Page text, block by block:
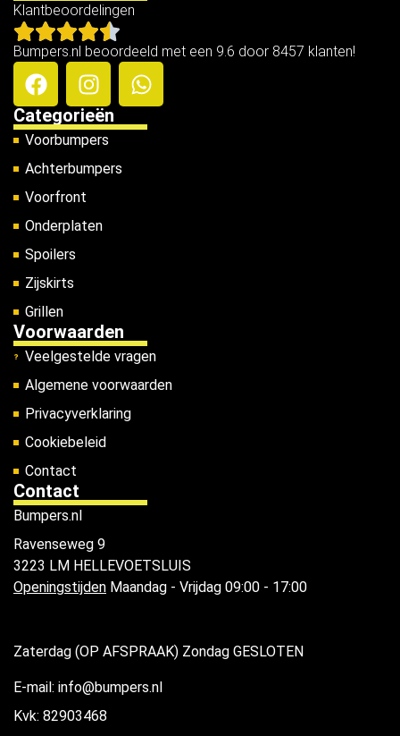
Klantbeoordelingen
Bumpers.nl beoordeeld met een 9.6 door 8457 klanten!
Categorieën
Voorbumpers
Achterbumpers
Voorfront
Onderplaten
Spoilers
Zijskirts
Grillen
Voorwaarden
Veelgestelde vragen
Algemene voorwaarden
Privacyverklaring
Cookiebeleid
Contact
Contact
Bumpers.nl
Ravenseweg 9
3223 LM HELLEVOETSLUIS
Openingstijden Maandag - Vrijdag 09:00 - 17:00
Zaterdag (OP AFSPRAAK) Zondag GESLOTEN
E-mail: info@bumpers.nl
Kvk: 82903468